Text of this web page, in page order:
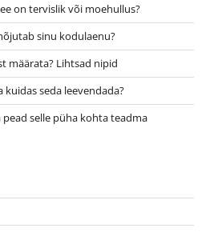
on tervislik või moehullus?
sinu kodulaenu?
määrata? Lihtsad nipid
kuidas seda leevendada?
selle püha kohta teadma